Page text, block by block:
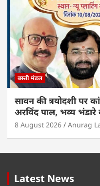
बस्ती मंडल
सावन की त्रयोदशी पर
अरविंद पाल, भव्य
8 August 2026 Anurag
Latest News